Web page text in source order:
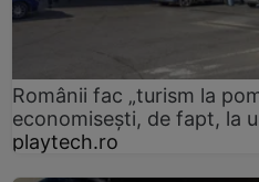
Românii fac „turism la
economisești, de fapt, la
playtech.ro